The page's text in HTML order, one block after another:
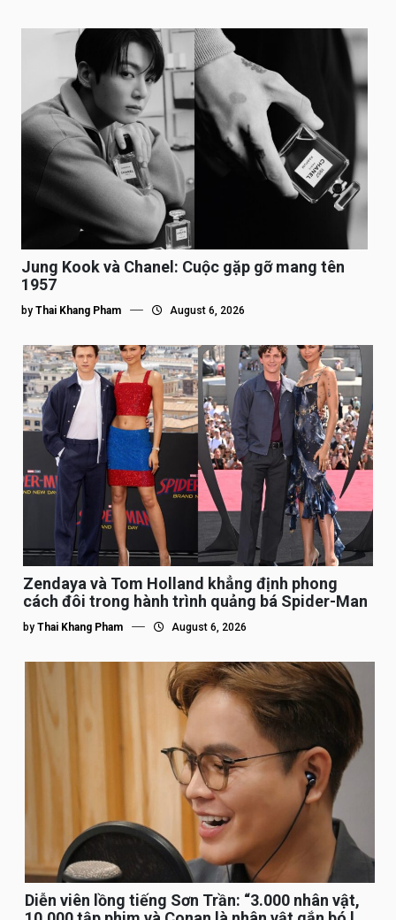
Jung Kook và Chanel: Cuộc gặp gỡ mang tên
1957
by Thai Khang Pham August 6, 2026
Zendaya và Tom Holland khẳng định phong
cách đôi trong hành trình quảng bá Spider-Man
by Thai Khang Pham August 6, 2026
Diễn viên lồng tiếng Sơn Trần: “3.000 nhân vật,